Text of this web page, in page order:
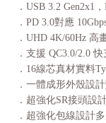
．USB 3.2 Gen2x1
．PD 3.0對應
．UHD 4K/60Hz 高
．支援 QC3.0/2.0
．16線芯真材實料
．一體成形外殼設
．超強化SR接頭設
．超強化包線設計